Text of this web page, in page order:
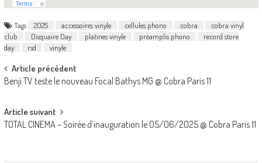
Tags 2025 accessoires vinyle cellules phono cobra
cobra vinyl
club
Disquaire Day platines vinyle préamplis phono
record store
day
rsd vinyle
Post
navigation
Article précédent
Benji TV teste le nouveau Focal Bathys MG @ Cobra Paris 11
Article suivant
TOTAL CINEMA – Soirée d’inauguration le 05/06/2025 @ Cobra Paris 11